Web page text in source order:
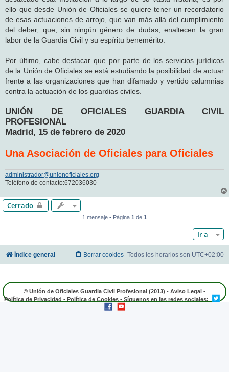
ello que desde Unión de Oficiales se quiere tener un recordatorio
de esas actuaciones de arrojo, que van más allá del cumplimiento
del deber, que, sin ningún género de dudas, enaltecen la gran
labor de la Guardia Civil y su espíritu benemérito.
Por último, cabe destacar que por parte de los servicios jurídicos
de la Unión de Oficiales se está estudiando la posibilidad de actuar
frente a las organizaciones que han difamado y vertido calumnias
contra la actuación de los guardias civiles.
UNIÓN DE OFICIALES GUARDIA CIVIL
PROFESIONAL
Madrid, 15 de febrero de 2020
Una Asociación de Oficiales para Oficiales
administrador@unionoficiales.org
Teléfono de contacto:672036030
Cerrado
1 mensaje • Página 1 de 1
Ir a
Índice general Todos los horarios son UTC+02:00
Borrar cookies
© Unión de Oficiales Guardia Civil Profesional (2013) - Aviso Legal -
Política de Privacidad - Política de Cookies - Síguenos en las redes sociales: